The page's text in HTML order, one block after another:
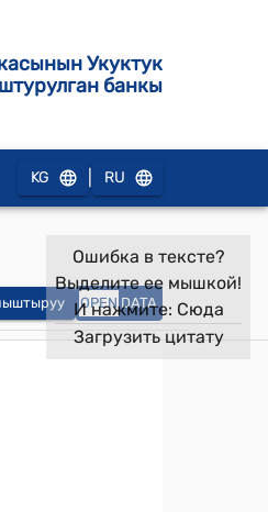
Укуктук
банкы
KG RU
OPEN DATA
Ошибка в тексте?
Выделите ее мышкой!
И нажмите: Сюда
Загрузить цитату